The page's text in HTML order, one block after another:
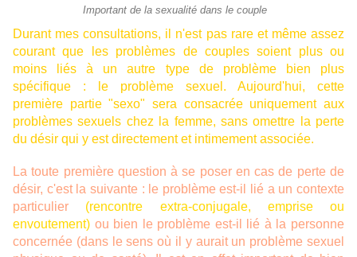
Important de la sexualité dans le couple
Durant mes consultations, il n'est pas rare et même assez
courant que les problèmes de couples soient plus ou
moins liés à un autre type de problème bien plus
spécifique : le problème sexuel. Aujourd'hui, cette
première partie "sexo" sera consacrée uniquement aux
problèmes sexuels chez la femme, sans omettre la perte
du désir qui y est directement et intimement associée.
La toute première question à se poser en cas de perte de
désir, c'est la suivante : le problème est-il lié a un contexte
particulier
(rencontre extra-conjugale, emprise ou
envoutement) ou bien le problème est-il lié à la personne
concernée (dans le sens où il y aurait un problème sexuel